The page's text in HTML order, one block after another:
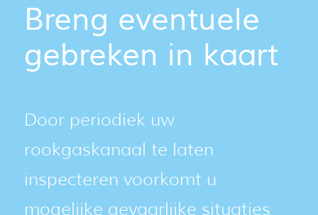
Breng eventuele
gebreken in kaart
Door periodiek uw
rookgaskanaal te laten
inspecteren voorkomt u
mogelijke gevaarlijke situaties